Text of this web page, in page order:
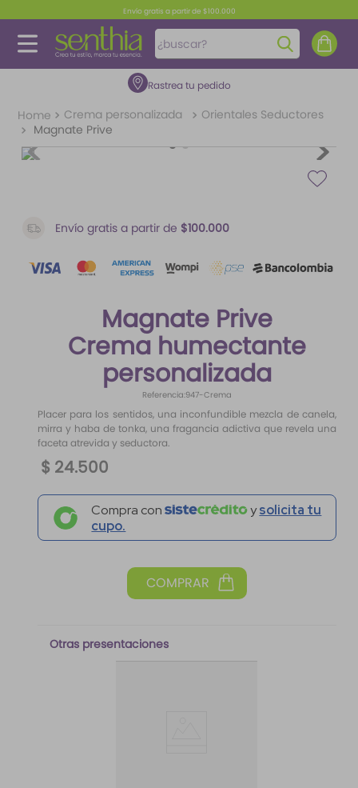
Envío gratis a partir de $100.000
¿buscar?
Rastrea tu pedido
Crema personalizada
Orientales Seductores
Magnate Prive
Envío gratis a partir de $100.000
Magnate Prive
Crema humectante
personalizada
Referencia:947-Crema
Placer para los sentidos, una inconfundible mezcla de canela,
mirra y haba de tonka, una fragancia adictiva que revela una
faceta atrevida y seductora.
$ 24.500
Compra con ysolicita tu
cupo.
Otras presentaciones
TÉRMINOS MÁS BUSCADOS
1.
perfume
5.
mantequilla
paris hilton
ariana grande